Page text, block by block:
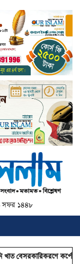
সফর ১৪৪৮
কর্পোরেট